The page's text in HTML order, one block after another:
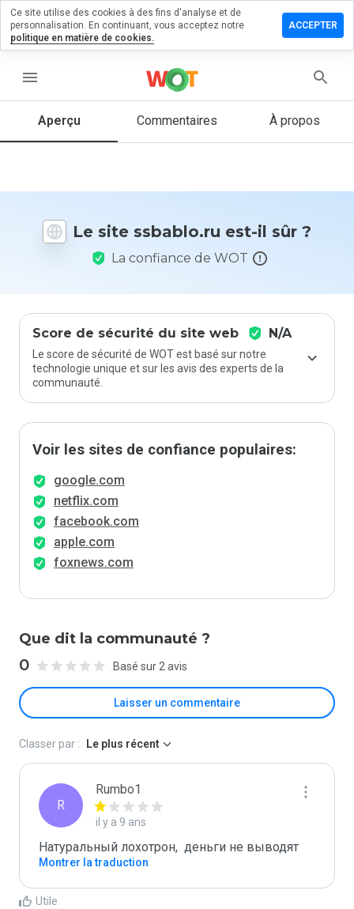
menu
Aperçu Commentaires À propos
Le site ssbablo.ru est-il sûr ?
La confiance de WOT
Score de sécurité du site web N/A
Le score de sécurité de WOT est basé sur notre
technologie unique et sur les avis des experts de la
communauté.
Voir les sites de confiance populaires:
google.com
netflix.com
facebook.com
apple.com
foxnews.com
Que dit la communauté ?
0 Basé sur 2 avis
Laisser un commentaire
un
1 et 5
vous à ce
Classer par : Le plus récent
R
Rumbo1
il y a 9 ans
Натуральный лохотрон,  деньги не выводят
Montrer la traduction
Utile
Ce site utilise des cookies à des fins d'analyse et de
personnalisation. En continuant, vous acceptez notre
politique en matière de cookies.
ACCEPTER